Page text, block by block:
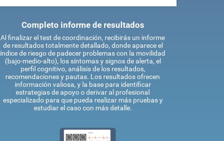
Completo informe de resultados
Al finalizar el test de coordinación, recibirás un informe
de resultados totalmente detallado, donde aparece el
índice de riesgo de padecer problemas con la movilidad
(bajo-medio-alto), los síntomas y signos de alerta, el
perfil cognitivo, análisis de los resultados,
recomendaciones y pautas. Los resultados ofrecen
información valiosa, y la base para identificar
estrategias de apoyo o derivar al profesional
especializado para que pueda realizar más pruebas y
estudiar el caso con más detalle.